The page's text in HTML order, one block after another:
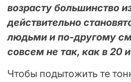
возрасту большинство
действительно
людьми и по-другому
совсем не так, как в 20
Чтобы подытожить те